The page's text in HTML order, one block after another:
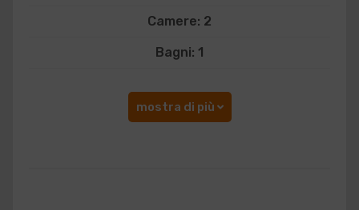
Camere: 2
Bagni: 1
mostra di più